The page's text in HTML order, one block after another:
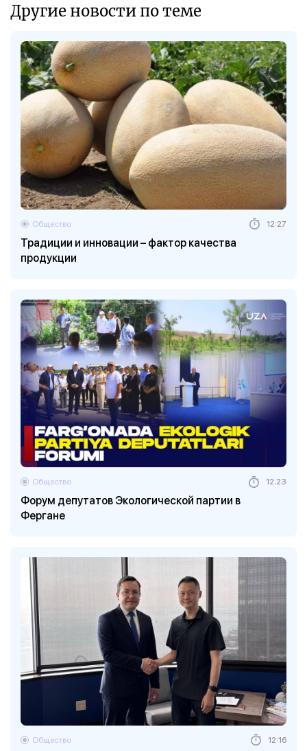
Другие новости по теме
Традиции и инновации – фактор качества
продукции
Общество 12:27
Форум депутатов Экологической партии в
Фергане
Общество 12:23
Общество 12:16